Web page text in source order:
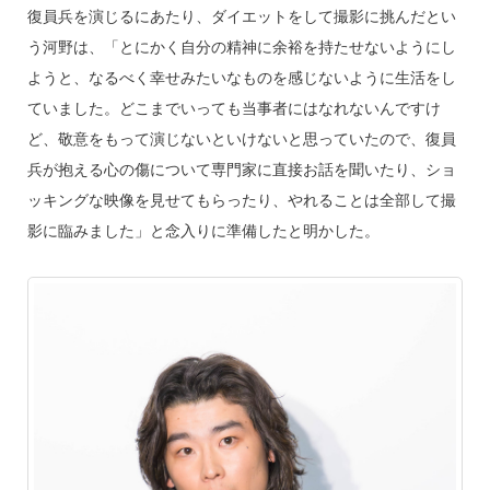
復員兵を演じるにあたり、ダイエットをして撮影に挑んだとい
う河野は、「とにかく自分の精神に余裕を持たせないようにし
ようと、なるべく幸せみたいなものを感じないように生活をし
ていました。どこまでいっても当事者にはなれないんですけ
ど、敬意をもって演じないといけないと思っていたので、復員
兵が抱える心の傷について専門家に直接お話を聞いたり、ショ
ッキングな映像を見せてもらったり、やれることは全部して撮
影に臨みました」と念入りに準備したと明かした。